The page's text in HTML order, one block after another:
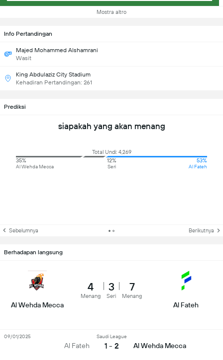
Mostra altro
Info Pertandingan
Majed Mohammed Alshamrani
Wasit
King Abdulaziz City Stadium
Kehadiran Pertandingan: 261
Prediksi
siapakah yang akan menang
Total Undi: 4,269
35%
Al Wehda Mecca
12%
Seri
53%
Al Fateh
Sebelumnya Berikutnya
Berhadapan langsung
Al Wehda Mecca
4
Menang
3
Seri
7
Menang
Al Fateh
Al Fateh
Saudi League
1 - 2 Al Wehda Mecca
09/01/2025